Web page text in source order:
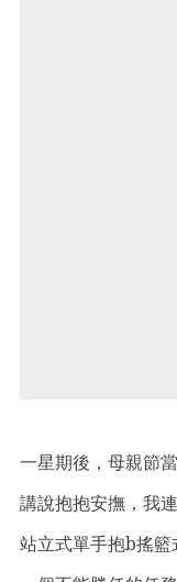
一星期後 ， 母親節
講說抱抱安撫 ，我
站立式單手抱b搖籃